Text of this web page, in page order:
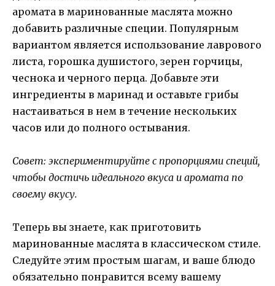
аромата в маринованные маслята можно
добавить различные специи. Популярным
вариантом является использование лаврового
листа, горошка душистого, зерен горчицы,
чеснока и черного перца. Добавьте эти
ингредиенты в маринад и оставьте грибы
настаиваться в нем в течение нескольких
часов или до полного остывания.
Совет: экспериментируйте с пропорциями специй,
чтобы достичь идеального вкуса и аромата по
своему вкусу.
Теперь вы знаете, как приготовить
маринованные маслята в классическом стиле.
Следуйте этим простым шагам, и ваше блюдо
обязательно понравится всему вашему